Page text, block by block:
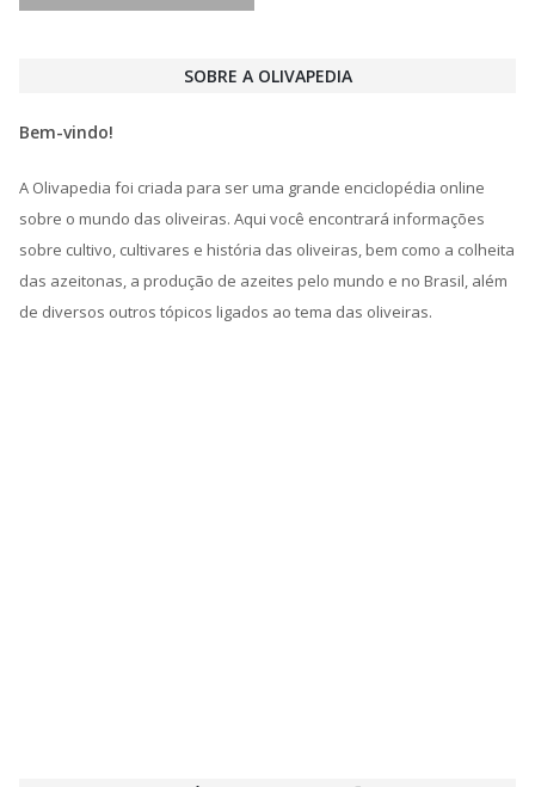
SOBRE A OLIVAPEDIA
Bem-vindo!
A Olivapedia foi criada para ser uma grande enciclopédia online
sobre o mundo das oliveiras. Aqui você encontrará informações
sobre cultivo, cultivares e história das oliveiras, bem como a colheita
das azeitonas, a produção de azeites pelo mundo e no Brasil, além
de diversos outros tópicos ligados ao tema das oliveiras.